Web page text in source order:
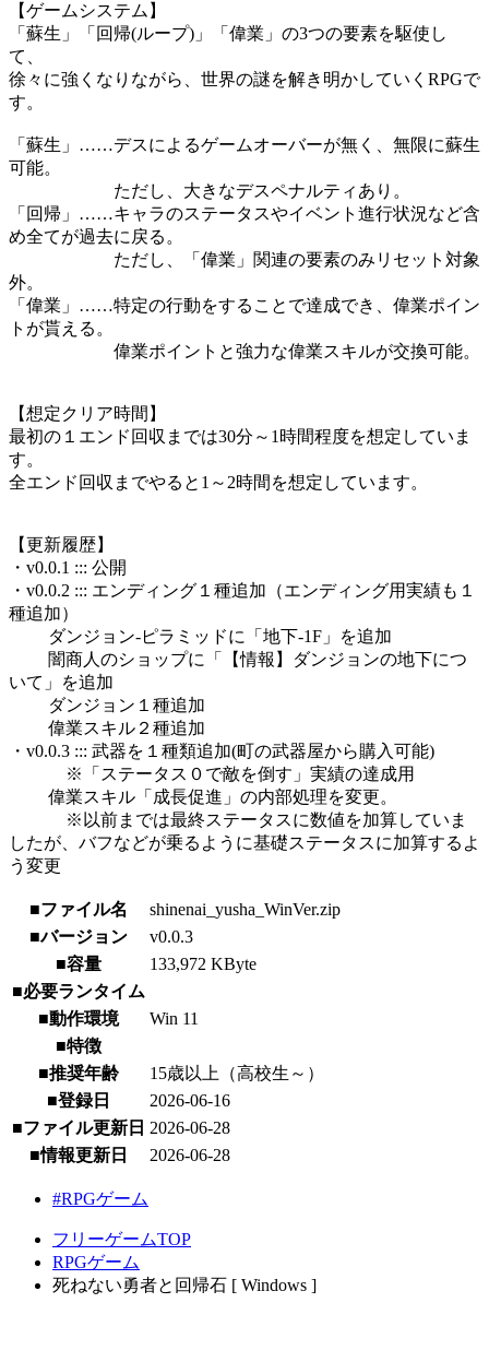
【ゲームシステム】
「蘇生」「回帰(ループ)」「偉業」の3つの要素を駆使し
て、
徐々に強くなりながら、世界の謎を解き明かしていくRPGで
す。
「蘇生」……デスによるゲームオーバーが無く、無限に蘇生
可能。
ただし、大きなデスペナルティあり。
「回帰」……キャラのステータスやイベント進行状況など含
め全てが過去に戻る。
ただし、「偉業」関連の要素のみリセット対象
外。
「偉業」……特定の行動をすることで達成でき、偉業ポイン
トが貰える。
偉業ポイントと強力な偉業スキルが交換可能。
【想定クリア時間】
最初の１エンド回収までは30分～1時間程度を想定していま
す。
全エンド回収までやると1～2時間を想定しています。
【更新履歴】
・v0.0.1 ::: 公開
・v0.0.2 ::: エンディング１種追加（エンディング用実績も１
種追加）
ダンジョン-ピラミッドに「地下-1F」を追加
闇商人のショップに「【情報】ダンジョンの地下につ
いて」を追加
ダンジョン１種追加
偉業スキル２種追加
・v0.0.3 ::: 武器を１種類追加(町の武器屋から購入可能)
※「ステータス０で敵を倒す」実績の達成用
偉業スキル「成長促進」の内部処理を変更。
※以前までは最終ステータスに数値を加算していま
したが、バフなどが乗るように基礎ステータスに加算するよ
う変更
■ファイル名
shinenai_yusha_WinVer.zip
■バージョン
v0.0.3
■容量
133,972 KByte
■必要ランタイム
■動作環境
Win 11
■特徴
■推奨年齢
15歳以上（高校生～）
■登録日
2026-06-16
■ファイル更新日 2026-06-28
■情報更新日
2026-06-28
#RPGゲーム
フリーゲームTOP
RPGゲーム
死ねない勇者と回帰石 [ Windows ]